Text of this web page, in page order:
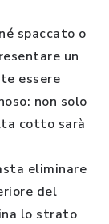
spaccato o
un
essere
non solo
cotto sarà
eliminare
del
lo strato